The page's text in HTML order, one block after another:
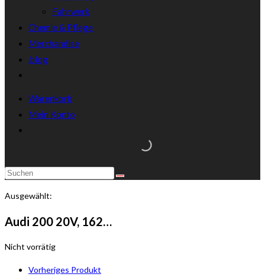
Fahrwerk
Chemie & Pflege
Merchandise
.blog
Warenkorb
Mein Konto
Diese
durchsuchen
Ausgewählt:
Audi 200 20V, 162…
Nicht vorrätig
Vorheriges Produkt